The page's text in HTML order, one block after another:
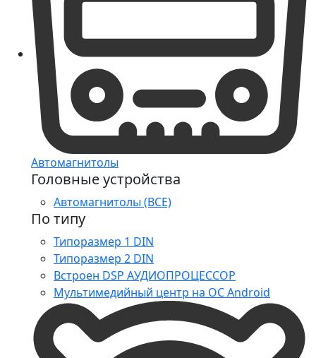
Автомагнитолы
Головные устройства
Автомагнитолы (ВСЕ)
По типу
Типоразмер 1 DIN
Типоразмер 2 DIN
Встроен DSP АУДИОПРОЦЕССОР
Мультимедийный центр на ОС Android